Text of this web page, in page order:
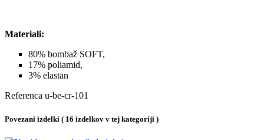
Materiali:
80% bombaž SOFT,
17% poliamid,
3% elastan
Referenca u-be-cr-101
Povezani izdelki ( 16 izdelkov v tej kategoriji )